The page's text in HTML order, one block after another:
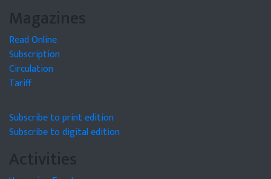
Magazines
Read Online
Subscription
Circulation
Tariff
Subscribe to print edition
Subscribe to digital edition
Activities